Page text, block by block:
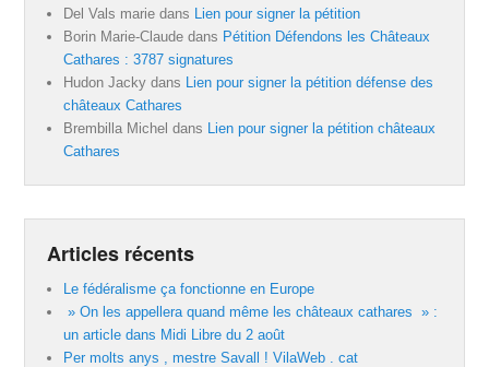
Del Vals marie dans
Lien pour signer la pétition
Borin Marie-Claude dans Pétition Défendons les Châteaux
Cathares : 3787 signatures
Hudon Jacky dans
Lien pour signer la pétition défense des
châteaux Cathares
Brembilla Michel dans
Lien pour signer la pétition châteaux
Cathares
Articles récents
Le fédéralisme ça fonctionne en Europe
» On les appellera quand même les châteaux cathares » :
un article dans Midi Libre du 2 août
Per molts anys , mestre Savall ! VilaWeb . cat